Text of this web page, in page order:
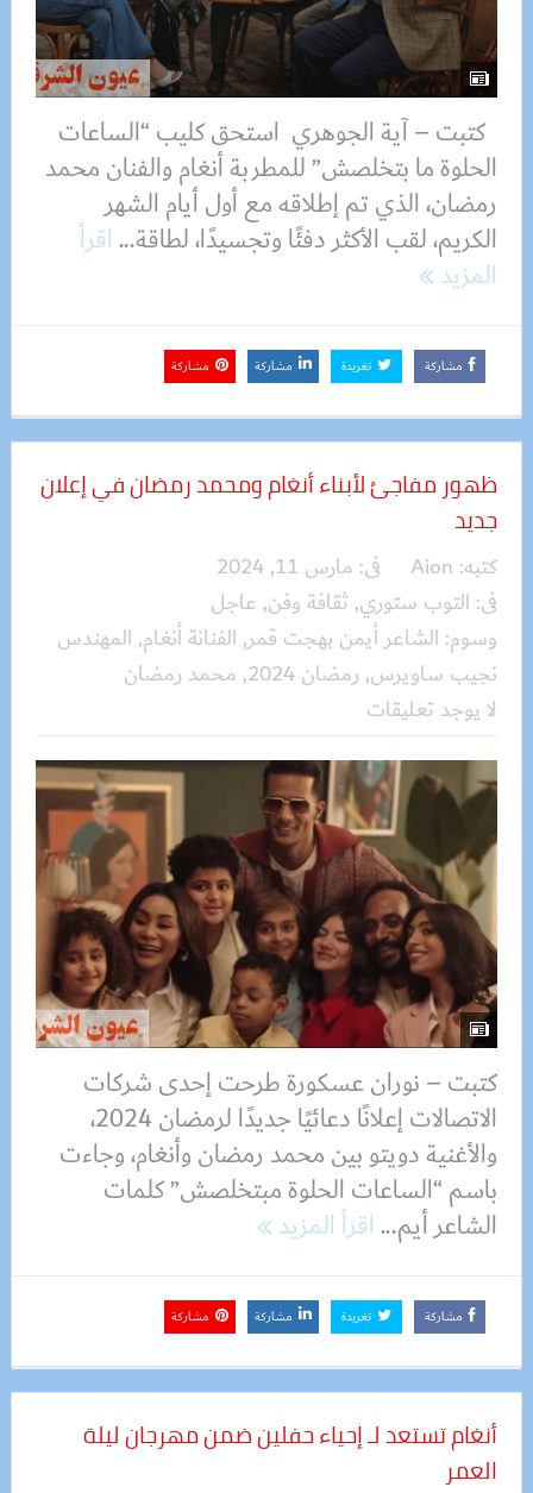
كتبت – آية الجوهري استحق كليب “الساعات
الحلوة ما بتخلصش” للمطربة أنغام والفنان محمد
رمضان، الذي تم إطلاقه مع أول أيام الشهر
الكريم، لقب الأكثر دفئًا وتجسيدًا، لطاقة...اقرأ
المزيد
مشاركة تغريدة مشاركة مشاركة
ظهور مفاجئ لأبناء أنغام ومحمد رمضان في إعلان
جديد
كتبه: Aion فى: مارس 11, 2024
فى: التوب ستوري, ثقافة وفن, عاجل
وسوم: الشاعر أيمن بهجت قمر, الفنانة أنغام, المهندس
نجيب ساويرس, رمضان 2024 , محمد رمضان
لا يوجد تعليقات
كتبت – نوران عسكورة طرحت إحدى شركات
الاتصالات إعلانًا دعائيًا جديدًا لرمضان 2024،
والأغنية دويتو بين محمد رمضان وأنغام، وجاءت
باسم “الساعات الحلوة مبتخلصش” كلمات
الشاعر أيم...اقرأ المزيد
مشاركة تغريدة مشاركة مشاركة
أنغام تستعد لـ إحياء حفلين ضمن مهرجان ليلة
العمر